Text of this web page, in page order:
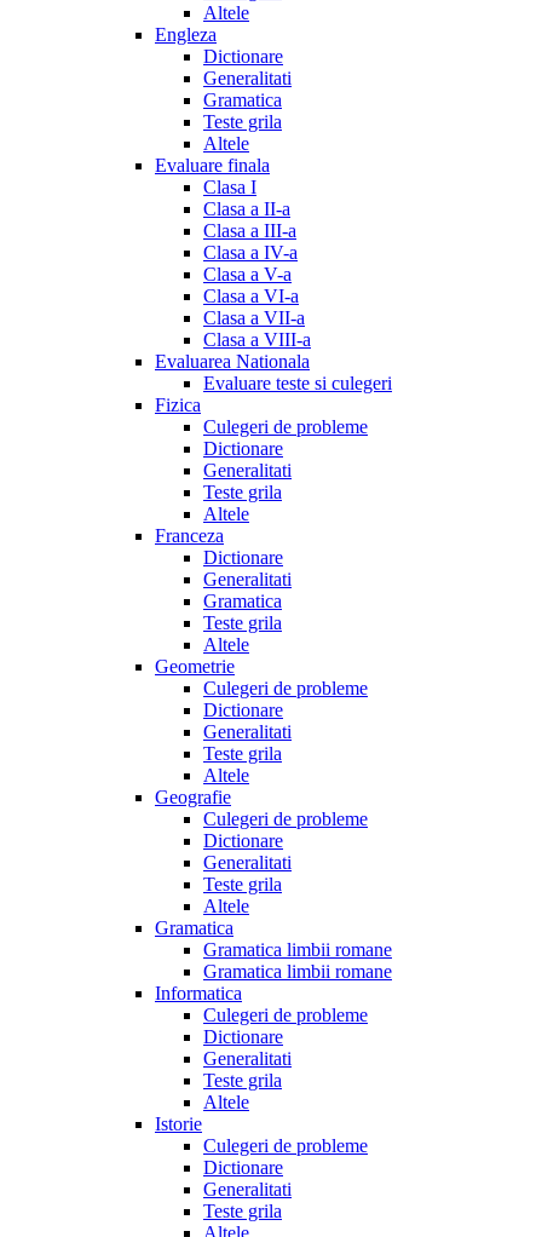
Altele
Engleza
Dictionare
Generalitati
Gramatica
Teste grila
Altele
Evaluare finala
Clasa I
Clasa a II-a
Clasa a III-a
Clasa a IV-a
Clasa a V-a
Clasa a VI-a
Clasa a VII-a
Clasa a VIII-a
Evaluarea Nationala
Evaluare teste si culegeri
Fizica
Culegeri de probleme
Dictionare
Generalitati
Teste grila
Altele
Franceza
Dictionare
Generalitati
Gramatica
Teste grila
Altele
Geometrie
Culegeri de probleme
Dictionare
Generalitati
Teste grila
Altele
Geografie
Culegeri de probleme
Dictionare
Generalitati
Teste grila
Altele
Gramatica
Gramatica limbii romane
Gramatica limbii romane
Informatica
Culegeri de probleme
Dictionare
Generalitati
Teste grila
Altele
Istorie
Culegeri de probleme
Dictionare
Generalitati
Teste grila